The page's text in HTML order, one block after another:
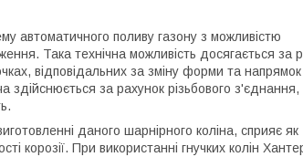
автоматичного поливу газону з можливістю
Така технічна можливість досягається за
відповідальних за зміну форми та
за рахунок різьбового з'єднання,
даного шарнірного коліна, сприяє як
корозії. При використанні гнучких колін